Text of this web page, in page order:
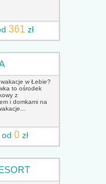
361 zł
w Łebie?
to ośrodek
z
i domkami na
od0 zł